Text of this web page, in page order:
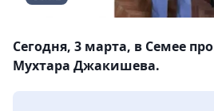
Сегодня, 3 марта, в Семее
Мухтара Джакишева.